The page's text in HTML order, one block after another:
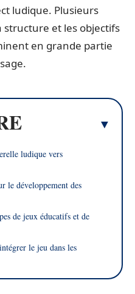
ludique. Plusieurs
et les objectifs
en grande partie
ludique vers
le développement des
de jeux éducatifs et de
le jeu dans les